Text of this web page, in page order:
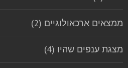
ממצאים ארכאולוגיים (2)
מצגת ענפים שהיו (4)